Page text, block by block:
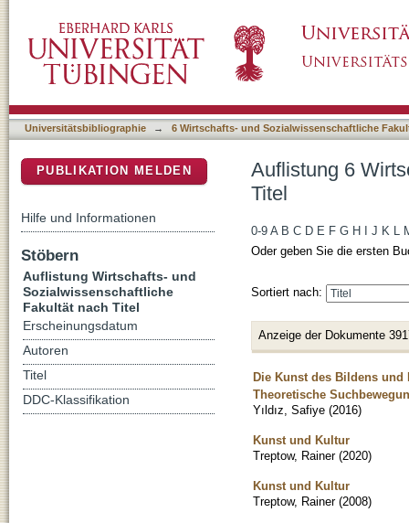
Universitätsbibliographie → 6 Wirtschafts- und Sozialwissenschaftliche
Auflistung 6
Titel
0-9 A B C D E F G H J K L
Oder geben Sie die ersten
Sortiert nach:
Anzeige der Dokumente
Die Kunst des Bildens
Theoretische
Yıldız, Safiye (2016)
Kunst und Kultur
Treptow, Rainer (2020)
Kunst und Kultur
Treptow, Rainer (2008)
PUBLIKATION MELDEN
Hilfe und Informationen
Stöbern
Auflistung Wirtschafts- und
Sozialwissenschaftliche
Fakultät nach Titel
Erscheinungsdatum
Autoren
Titel
DDC-Klassifikation